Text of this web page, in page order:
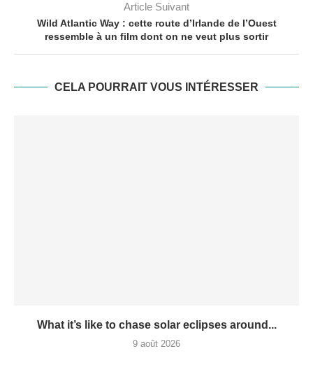
Article Suivant
Wild Atlantic Way : cette route d’Irlande de l’Ouest
ressemble à un film dont on ne veut plus sortir
CELA POURRAIT VOUS INTÉRESSER
What it’s like to chase solar eclipses around...
9 août 2026